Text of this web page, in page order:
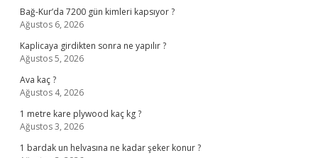
Bağ-Kur’da 7200 gün kimleri kapsıyor ?
Ağustos 6, 2026
Kaplicaya girdikten sonra ne yapılır ?
Ağustos 5, 2026
Ava kaç ?
Ağustos 4, 2026
1 metre kare plywood kaç kg ?
Ağustos 3, 2026
1 bardak un helvasına ne kadar şeker konur ?